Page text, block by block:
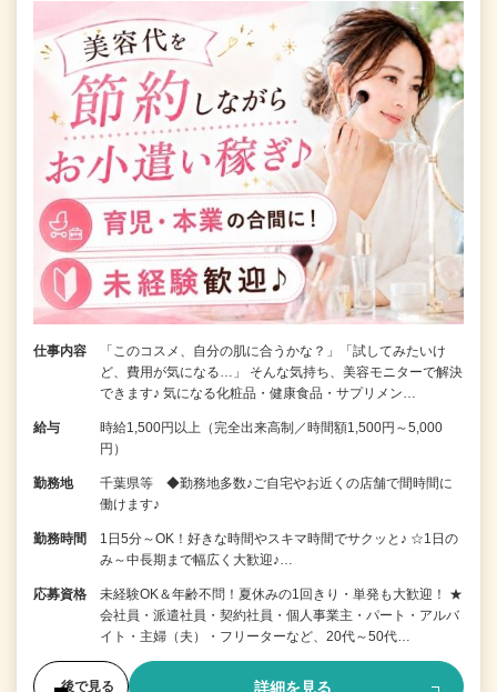
仕事内容
「このコスメ、自分の肌に合うかな？」「試してみたいけ
ど、費用が気になる…」 そんな気持ち、美容モニターで解決
できます♪ 気になる化粧品・健康食品・サプリメン…
給与
時給1,500円以上（完全出来高制／時間額1,500円～5,000
円）
勤務地
千葉県等 ◆勤務地多数♪ご自宅やお近くの店舗で間時間に
働けます♪
勤務時間
1日5分～OK！好きな時間やスキマ時間でサクッと♪ ☆1日の
み～中長期まで幅広く大歓迎♪…
応募資格
未経験OK＆年齢不問！夏休みの1回きり・単発も大歓迎！ ★
会社員・派遣社員・契約社員・個人事業主・パート・アルバ
イト・主婦（夫）・フリーターなど、20代～50代…
後で見る 詳細を見る